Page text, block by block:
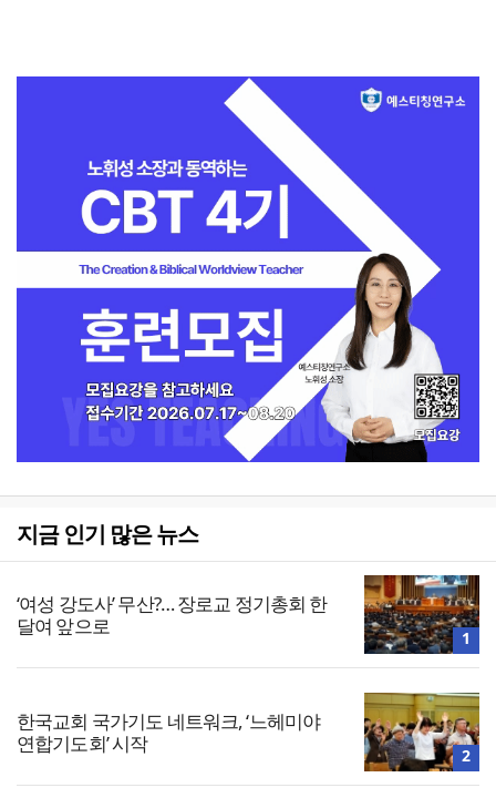
지금 인기 많은 뉴스
‘여성 강도사’ 무산?… 장로교 정기총회 한
달여 앞으로
1
한국교회 국가기도 네트워크, ‘느헤미야
연합기도회’ 시작
2